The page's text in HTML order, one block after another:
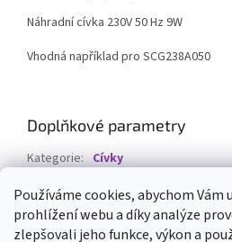
Používáme cookies, abychom
prohlížení webu a díky analýze
zlepšovali jeho funkce, výkon a
Náhradní cívka 230V 50 Hz 9W
Vhodná například pro SCG238A050
Doplňkové parametry
Kategorie: Cívky